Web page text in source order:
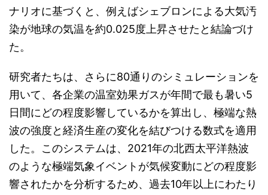
ナリオに基づくと、例えばシェブロンによる大気汚
染が地球の気温を約0.025度上昇させたと結論づけ
た。
研究者たちは、さらに80通りのシミュレーションを
用いて、各企業の温室効果ガスが年間で最も暑い5
日間にどの程度影響しているかを算出し、極端な熱
波の強度と経済生産の変化を結びつける数式を適用
した。このシステムは、2021年の北西太平洋熱波
のような極端気象イベントが気候変動にどの程度影
響されたかを分析するため、過去10年以上にわたり